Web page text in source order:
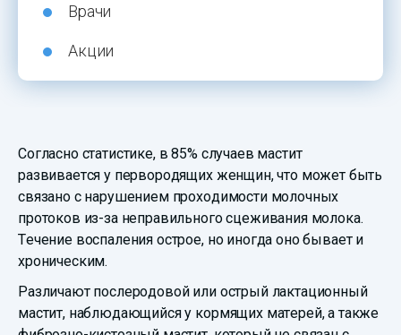
Врачи
Акции
Согласно статистике, в 85% случаев мастит
развивается у первородящих женщин, что может быть
связано с нарушением проходимости молочных
протоков из-за неправильного сцеживания молока.
Течение воспаления острое, но иногда оно бывает и
хроническим.
Различают послеродовой или острый лактационный
мастит, наблюдающийся у кормящих матерей, а также